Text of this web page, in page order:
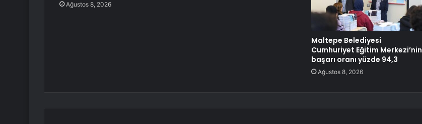
Ağustos 8, 2026
Maltepe Belediyesi
Cumhuriyet Eğitim Merkezi’nin
başarı oranı yüzde 94,3
Ağustos 8, 2026